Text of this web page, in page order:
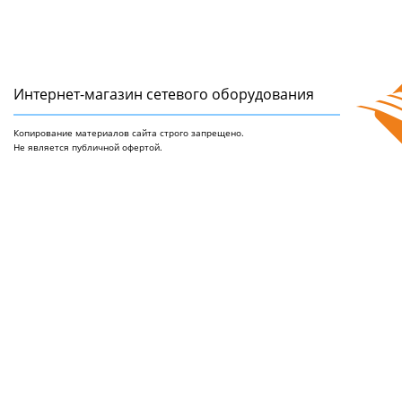
Интернет-магазин сетeвого оборудования
Копирование материалов сайта строго запрещено.
Не является публичной офертой.